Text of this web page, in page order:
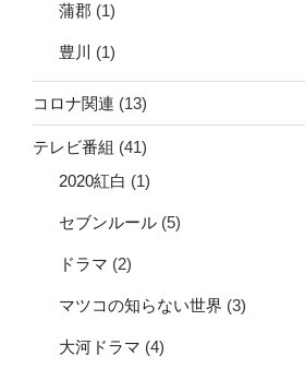
蒲郡 (1)
豊川 (1)
コロナ関連 (13)
テレビ番組 (41)
2020紅白 (1)
セブンルール (5)
ドラマ (2)
マツコの知らない世界 (3)
大河ドラマ (4)